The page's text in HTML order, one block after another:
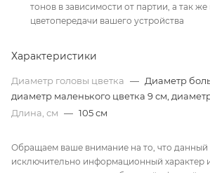
тонов в зависимости от партии, а так
цветопередачи вашего устройства
Характеристики
Диаметр головы цветка — Диаметр
диаметр маленького цветка 9 см,
Длина, см — 105 см
Обращаем ваше внимание на то, что данный
исключительно информационный характер